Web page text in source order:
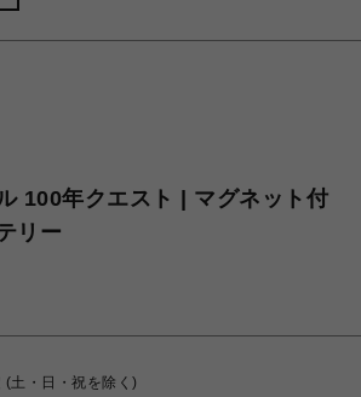
100年クエスト | マグネット付
リー
土・日・祝を除く)